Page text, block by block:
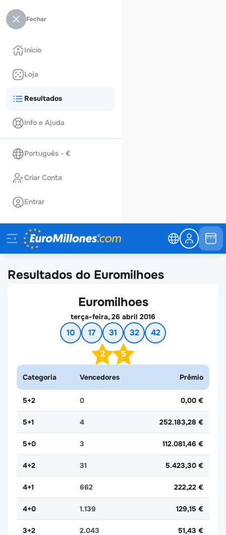
Fechar
Início
Loja
Resultados
Info e Ajuda
Português - €
Criar Conta
Entrar
Resultados do Euromilhoes
Euromilhoes
terça-feira, 26 abril 2016
10 17 31 32
42
2
5
Categoria Vencedores Prêmio
5+2 0 0,00 €
5+1 4 252.183,28 €
5+0 3 112.081,46 €
4+2 31 5.423,30 €
4+1 662 222,22 €
4+0 1.139 129,15 €
3+2 2.043 51,43 €